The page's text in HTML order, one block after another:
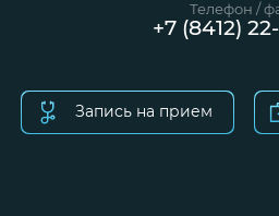
Запись на прием
Телефон /
+7 (8412)